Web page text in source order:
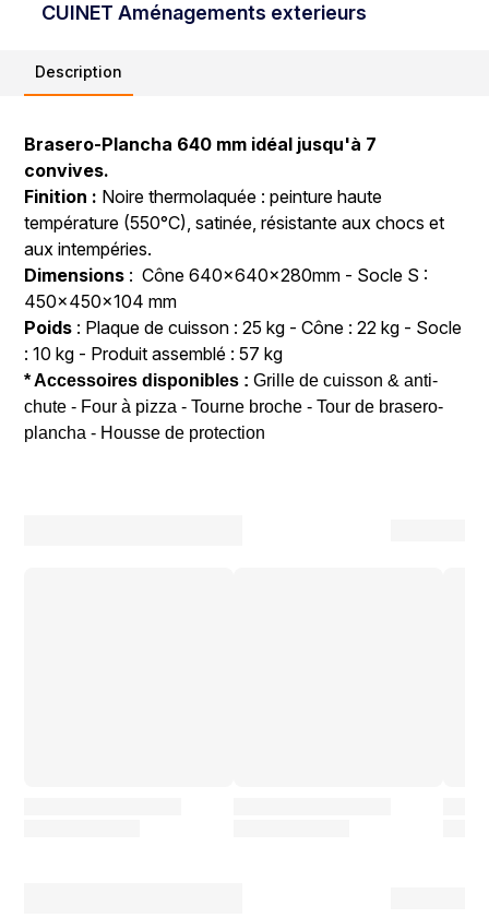
CUINET Aménagements exterieurs
Description
Brasero-Plancha 640 mm idéal jusqu'à 7
convives.
Finition : Noire thermolaquée : peinture haute
température (550°C), satinée, résistante aux chocs et
aux intempéries.
Dimensions : Cône 640x640x280mm - Socle S :
450x450x104 mm
Poids : Plaque de cuisson : 25 kg - Cône : 22 kg - Socle
: 10 kg - Produit assemblé : 57 kg
* Accessoires disponibles :Grille de cuisson & anti-
chute - Four à pizza - Tourne broche - Tour de brasero-
plancha - Housse de protection